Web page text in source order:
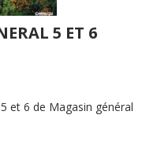
5 ET 6
et 6 de Magasin général